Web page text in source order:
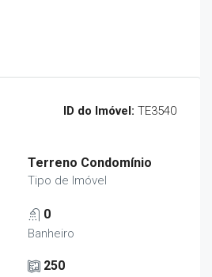
ID do Imóvel: TE3540
Terreno Condomínio
Tipo de Imóvel
0
Banheiro
250